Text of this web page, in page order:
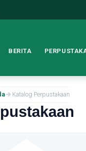
BERITA
Katalog Perpustakaan